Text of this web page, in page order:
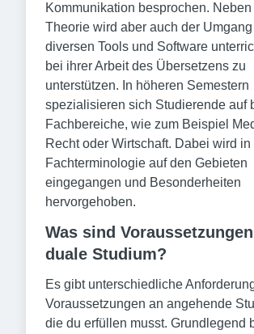
Kommunikation besprochen. Neben
Theorie wird aber auch der
diversen Tools und Software
bei ihrer Arbeit des Übersetzens zu
unterstützen. In höheren Semestern
spezialisieren sich Studierende auf
Fachbereiche, wie zum Beispiel
Recht oder Wirtschaft. Dabei wird in
Fachterminologie auf den Gebieten
eingegangen und Besonderheiten
hervorgehoben.
Was sind
duale Studium?
Es gibt unterschiedliche
Voraussetzungen an angehende
die du erfüllen musst. Grundlegend